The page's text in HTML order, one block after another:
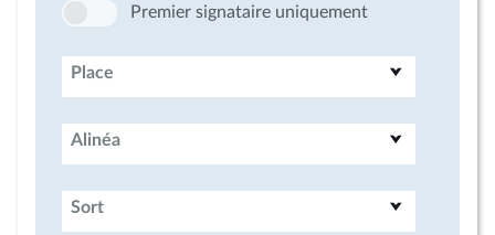
Premier signataire uniquement
Place
Alinéa
Sort